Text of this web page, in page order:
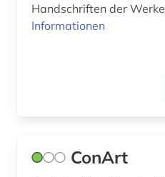
goethe (1)
Handschriften der
Informationen
ConArt